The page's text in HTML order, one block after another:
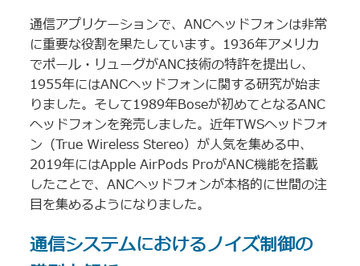
通信アプリケーションで、ANCヘッドフォンは非常
に重要な役割を果たしています。1936年アメリカ
でポール・リューグがANC技術の特許を提出し、
1955年にはANCヘッドフォンに関する研究が始ま
りました。そして1989年Boseが初めてとなるANC
ヘッドフォンを発売しました。近年TWSヘッドフォ
ン（True Wireless Stereo）が人気を集める中、
2019年にはApple AirPods ProがANC機能を搭載
したことで、ANCヘッドフォンが本格的に世間の注
目を集めるようになりました。
通信システムにおけるノイズ制御の